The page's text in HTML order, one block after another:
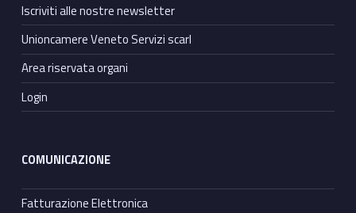
Iscriviti alle nostre newsletter
Unioncamere Veneto Servizi scarl
Area riservata organi
Login
COMUNICAZIONE
Fatturazione Elettronica